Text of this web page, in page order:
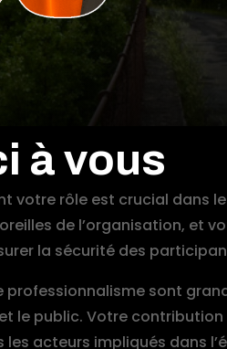
à vous
votre rôle est crucial dans
de l’organisation, et
la sécurité des
sont
le public. Votre
acteurs impliqués dans